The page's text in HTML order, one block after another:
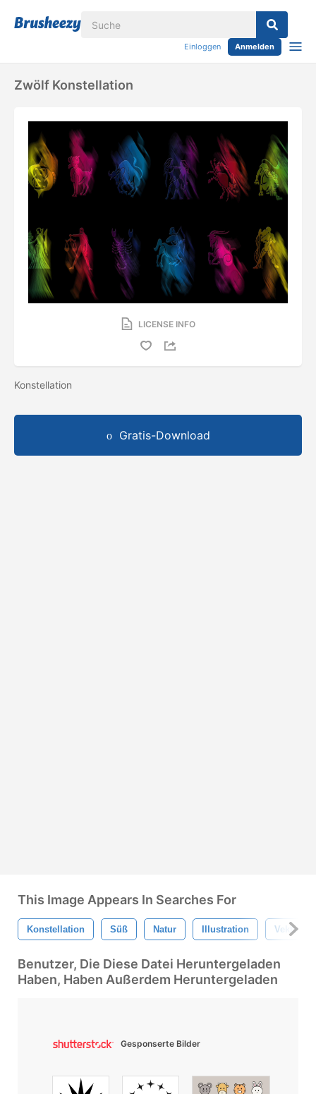
Einloggen Anmelden
Zwölf Konstellation
LICENSE INFO
Konstellation
Gratis-Download
This Image Appears In Searches For
Konstellation Süß Natur Illustration Vektor
Benutzer, Die Diese Datei Heruntergeladen
Haben, Haben Außerdem Heruntergeladen
Gesponserte Bilder